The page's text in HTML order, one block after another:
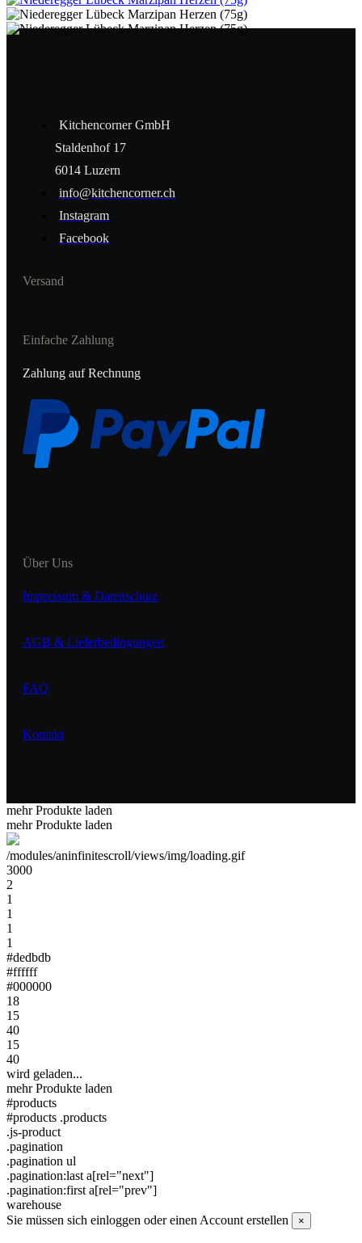
Kitchencorner GmbH
Staldenhof 17
6014 Luzern
info@kitchencorner.ch
Instagram
Facebook
Versand
Einfache Zahlung
Zahlung auf Rechnung
Über Uns
Impressum & Datenschutz
AGB & Lieferbedingungen
FAQ
Kontakt
mehr Produkte laden
mehr Produkte laden
/modules/aninfinitescroll/views/img/loading.gif
3000
2
1
1
1
1
#dedbdb
#ffffff
#000000
18
15
40
15
40
wird geladen...
mehr Produkte laden
#products
#products .products
.js-product
.pagination
.pagination ul
.pagination:last a[rel="next"]
.pagination:first a[rel="prev"]
warehouse
Sie müssen sich einloggen oder einen Account erstellen
×